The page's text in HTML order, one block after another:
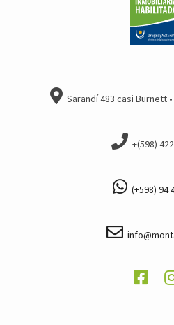
Sarandí 483 casi Burnett •
+(598)
(+598) 94